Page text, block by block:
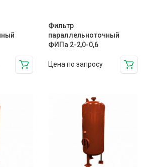
Фильтр
параллельноточный
ФИПа 2-2,0-0,6
Цена по запросу